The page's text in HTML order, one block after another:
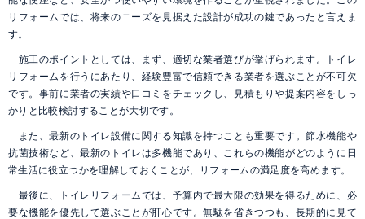
リフォームでは、将来のニーズを見据えた設計が成功の鍵であったと言えま
す。
施工のポイントとしては、まず、適切な業者選びが挙げられます。トイレ
リフォームを行うにあたり、経験豊富で信頼できる業者を選ぶことが不可欠
です。事前に業者の実績や口コミをチェックし、見積もりや提案内容をしっ
かりと比較検討することが大切です。
また、最新のトイレ設備に関する知識を持つことも重要です。節水機能や
抗菌技術など、最新のトイレは多機能であり、これらの機能がどのように日
常生活に役立つかを理解しておくことが、リフォームの満足度を高めます。
最後に、トイレリフォームでは、予算内で最大限の効果を得るために、必
要な機能を優先して選ぶことが肝心です。無駄を省きつつも、長期的に見て